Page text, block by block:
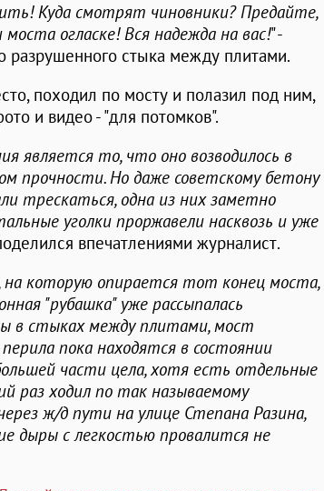
Куда смотрят чиновники? Предайте,
огласке! Вся надежда на вас!" -
разрушенного стыка между плитами.
походил по мосту и полазил под ним,
и видео - "для потомков".
является то, что оно возводилось в
прочности. Но даже советскому бетону
трескаться, одна из них заметно
уголки проржавели насквозь и уже
впечатлениями журналист.
на которую опирается тот конец моста,
"рубашка" уже рассыпалась
в стыках между плитами, мост
пока находятся в состоянии
части цела, хотя есть отдельные
раз ходил по так называемому
ж/д пути на улице Степана Разина,
дыры с легкостью провалится не